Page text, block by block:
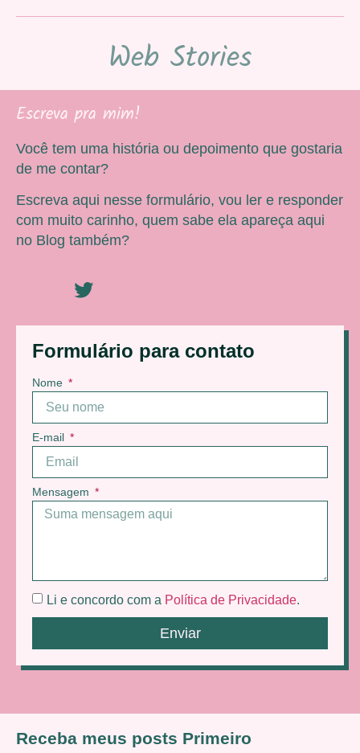
Web Stories
Formulário para contato
Nome
E-mail
Mensagem
Li e concordo com a Política de Privacidade.
Enviar
Escreva pra mim!
Você tem uma história ou depoimento que gostaria
de me contar?
Escreva aqui nesse formulário, vou ler e responder
com muito carinho, quem sabe ela apareça aqui
no Blog também?
Receba meus posts Primeiro